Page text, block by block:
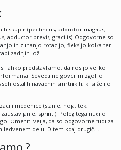
skupin (pectineus, adductor magnus,
adductor brevis, gracilis). Odgovorne so
in zunanjo rotacijo, fleksijo kolka ter
zadnjih lož.
lahko predstavljamo, da nosijo veliko
Seveda ne govorim zgolj o
ostalih navadnih smrtnikih, ki si želijo
medenice (stanje, hoja, tek,
sprinti). Poleg tega nudijo
Omeniti velja, da so odgovorne tudi za
ledvenem delu. O tem kdaj drugič….
?